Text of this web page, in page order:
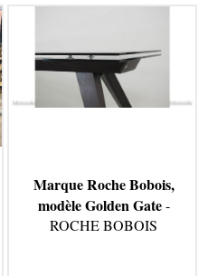
Marque Roche Bobois,
modèle Golden Gate-
ROCHE BOBOIS